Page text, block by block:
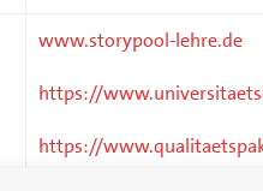
www.storypool-lehre.de
https://
https://